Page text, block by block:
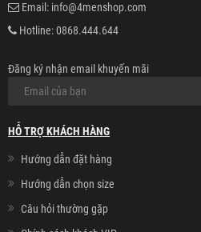
Email: info@4menshop.com
Hotline:0868.444.644
Đăng ký nhận email khuyến mãi
HỖ TRỢ KHÁCH HÀNG
Hướng dẫn đặt hàng
Hướng dẫn chọn size
Câu hỏi thường gặp